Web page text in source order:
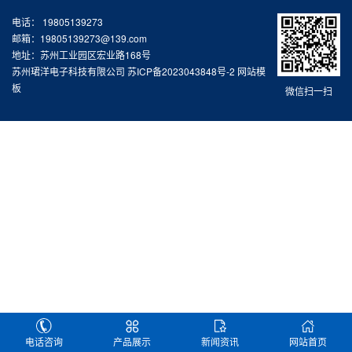
微信扫一扫
电话： 19805139273
邮箱：19805139273@139.com
地址：苏州工业园区宏业路168号
苏州珺洋电子科技有限公司 苏ICP备2023043848号-2 网站模
板
电话咨询 产品展示 新闻资讯 网站首页